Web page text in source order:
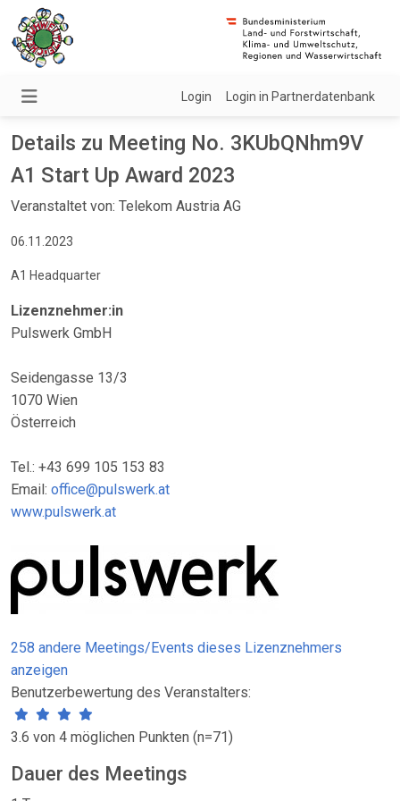
Login Login in Partnerdatenbank
Details zu Meeting No. 3KUbQNhm9V
A1 Start Up Award 2023
Veranstaltet von: Telekom Austria AG
06.11.2023
A1 Headquarter
Lizenznehmer:in
Pulswerk GmbH
Seidengasse 13/3
1070 Wien
Österreich
Tel.: +43 699 105 153 83
Email: office@pulswerk.at
www.pulswerk.at
258 andere Meetings/Events dieses Lizenznehmers
anzeigen
Benutzerbewertung des Veranstalters:
3.6 von 4 möglichen Punkten (n=71)
Dauer des Meetings